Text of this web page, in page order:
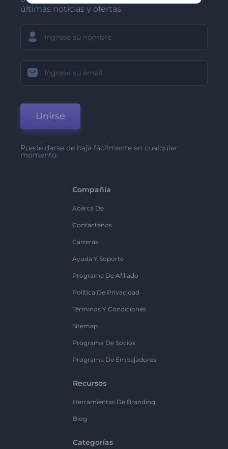
últimas noticias y ofertas
Unirse
Puede darse de baja fácilmente en cualquier
momento.
Compañía
Acerca De
Contáctenos
Carreras
Ayuda Y Soporte
Programa De Afiliado
Política De Privacidad
Términos Y Condiciones
Sitemap
Programa De Socios
Programa De Embajadores
Recursos
Herramientas De Branding
Blog
Categorías